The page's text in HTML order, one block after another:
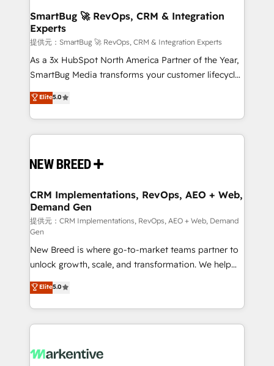
We are built for the work.
を、CRMを軸とした全社共通基盤に再構築します。意
思決定者・PMO・現場担当者に並走します。 1️⃣
HubSpot導入・活用支援 顧客データの一元化から、
GTMの見える化・自動化まで。全Hub統合運用、デー
タ品質設計、グループ横断のCRM統合に対応します。
の一部をAIが自律実行する組織への移行を設計・実装。
Breeze・Claude等をHubSpotと連携させ、役割定義・
革を、構想から実装・定着までPMOとして主導。「設
の統合・浸透・変革管理を実行します。 ▸ CMS戦略設
計・構築：リード獲得・CVR・SEOを前提にした情報設
計・導線設計・テンプレート設計をContent Hubで一体
提供。 ▸ 既存CRM・MAからの移行支援：Salesforce・
Marketo・Pardot等からの移行、カスタム設計、履歴
データ移行と活用設計まで。 ▸ AEO対応：ChatGPT・
ンツとサイト構造を最適化。 🏆 なぜ100incを選ぶの
か？ ✓ HubSpot Eliteパートナー認定 ✓ HubSpotアワ
ード受賞・HUGリーダー ✓ ISO27001:2022 /
HubSpot大百科 出版 CRM・AI活用に関するご相談、現
SmartBug 🚀 RevOps, CRM & Integration
Experts
提供元：SmartBug 🚀 RevOps, CRM & Integration Experts
As a 3x HubSpot North America Partner of the Year,
SmartBug Media transforms your customer lifecycle
into a revenue engine. Our unified ecosystem
includes specialized divisions Globalia (AI &
Software) and Point Success Media (Paid Media),
making this the official home for all three brands. 🔄
and system integrations powered by Globalia’s
trainers to drive platform adoption. 📈 Revenue
Generation - Full-funnel marketing and high-
performance advertising via Point Success Media. -
Expert deployment of Breeze AI and custom agents
to automate growth. 🏆 Elite Excellence - 8 platform
accreditations and deep HIPAA-compliance
expertise. - A team of 250+ experts dedicated to
your resilient growth.
Elite5.0
CRM Implementations, RevOps, AEO + Web,
Demand Gen
提供元：CRM Implementations, RevOps, AEO + Web, Demand
Gen
New Breed is where go-to-market teams partner to
unlock growth, scale, and transformation. We help
companies activate HubSpot’s AI-powered
customer platform and operationalize HubSpot’s
Loop Marketing framework through expert-led
services, smart agents, and purpose-built apps,
results, fast. ⚙️CRM & RevOps: Align all Hubs to your
Elite5.0